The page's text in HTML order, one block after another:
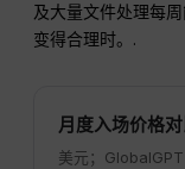
及大量文件处理每
变得合理时。.
月度入场价格
美元；